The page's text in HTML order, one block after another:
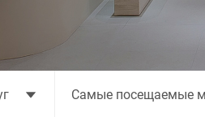
Самые посещаемые